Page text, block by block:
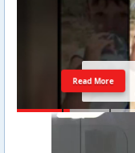
Read More